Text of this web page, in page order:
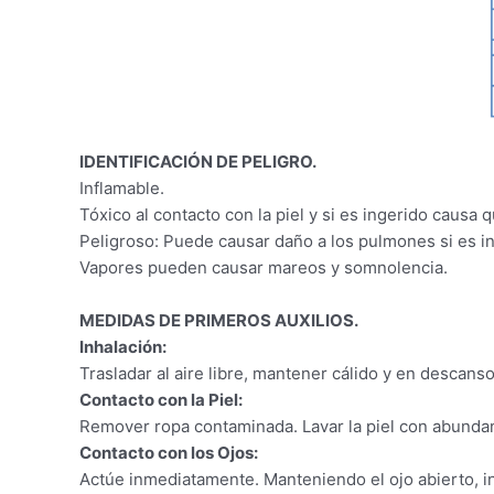
IDENTIFICACIÓN DE PELIGRO.
Inflamable.
Tóxico al contacto con la piel y si es ingerido causa
Peligroso: Puede causar daño a los pulmones si es
Vapores pueden causar mareos y somnolencia.
MEDIDAS DE PRIMEROS AUXILIOS.
Inhalación:
Trasladar al aire libre, mantener cálido y en
Contacto con la Piel:
Remover ropa contaminada. Lavar la piel con
Contacto con los Ojos:
Actúe inmediatamente. Manteniendo el ojo abierto,